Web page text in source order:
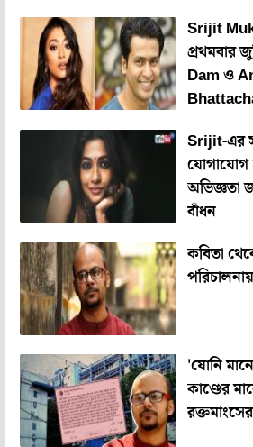
Srijit
প্রথমবার
Dam ও
Srijit-এর
যোগাযোগ
অভিজ্ঞতা
বাঁধন
কবিতা
'যোনি
কাণ্ডের